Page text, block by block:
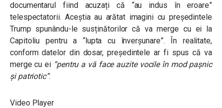
documentarul fiind acuzați că “au indus în eroare”
telespectatorii. Aceștia au arătat imagini cu președintele
Trump spunându-le susținătorilor că va merge cu ei la
Capitoliu pentru a “lupta cu înverșunare”. În realitate,
conform datelor din dosar, președintele ar fi spus că va
merge cu ei “pentru a vă face auzite vocile în mod pașnic
și patriotic”.
Video Player